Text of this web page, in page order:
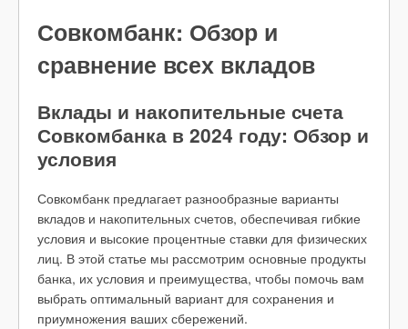
Совкомбанк: Обзор и
сравнение всех вкладов
Вклады и накопительные счета
Совкомбанка в 2024 году: Обзор и
условия
Совкомбанк предлагает разнообразные варианты
вкладов и накопительных счетов, обеспечивая гибкие
условия и высокие процентные ставки для физических
лиц. В этой статье мы рассмотрим основные продукты
банка, их условия и преимущества, чтобы помочь вам
выбрать оптимальный вариант для сохранения и
приумножения ваших сбережений.